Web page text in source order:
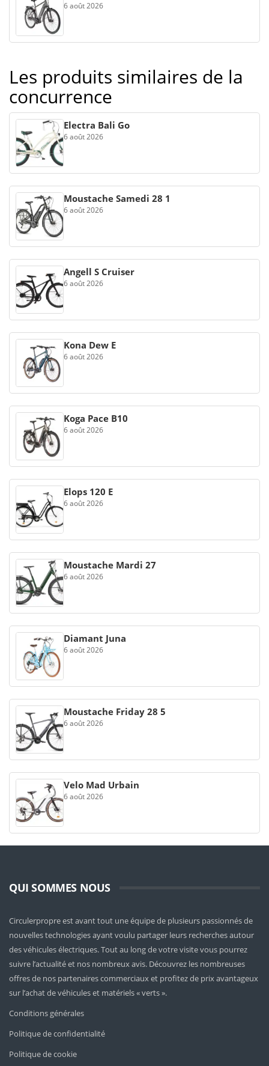
6 août 2026
Les produits similaires de la
concurrence
Electra Bali Go
6 août 2026
Moustache Samedi 28 1
6 août 2026
Angell S Cruiser
6 août 2026
Kona Dew E
6 août 2026
Koga Pace B10
6 août 2026
Elops 120 E
6 août 2026
Moustache Mardi 27
6 août 2026
Diamant Juna
6 août 2026
Moustache Friday 28 5
6 août 2026
Velo Mad Urbain
6 août 2026
QUI SOMMES NOUS
Circulerpropre est avant tout une équipe de plusieurs passionnés de
nouvelles technologies ayant voulu partager leurs recherches autour
des véhicules électriques. Tout au long de votre visite vous pourrez
suivre l’actualité et nos nombreux avis. Découvrez les nombreuses
offres de nos partenaires commerciaux et profitez de prix avantageux
sur l’achat de véhicules et matériels « verts ».
Conditions générales
Politique de confidentialité
Politique de cookie